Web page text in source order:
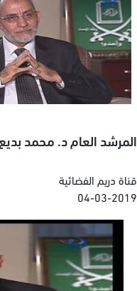
المرشد العام د. محمد
قناة دريم الفضائية
04-03-2019